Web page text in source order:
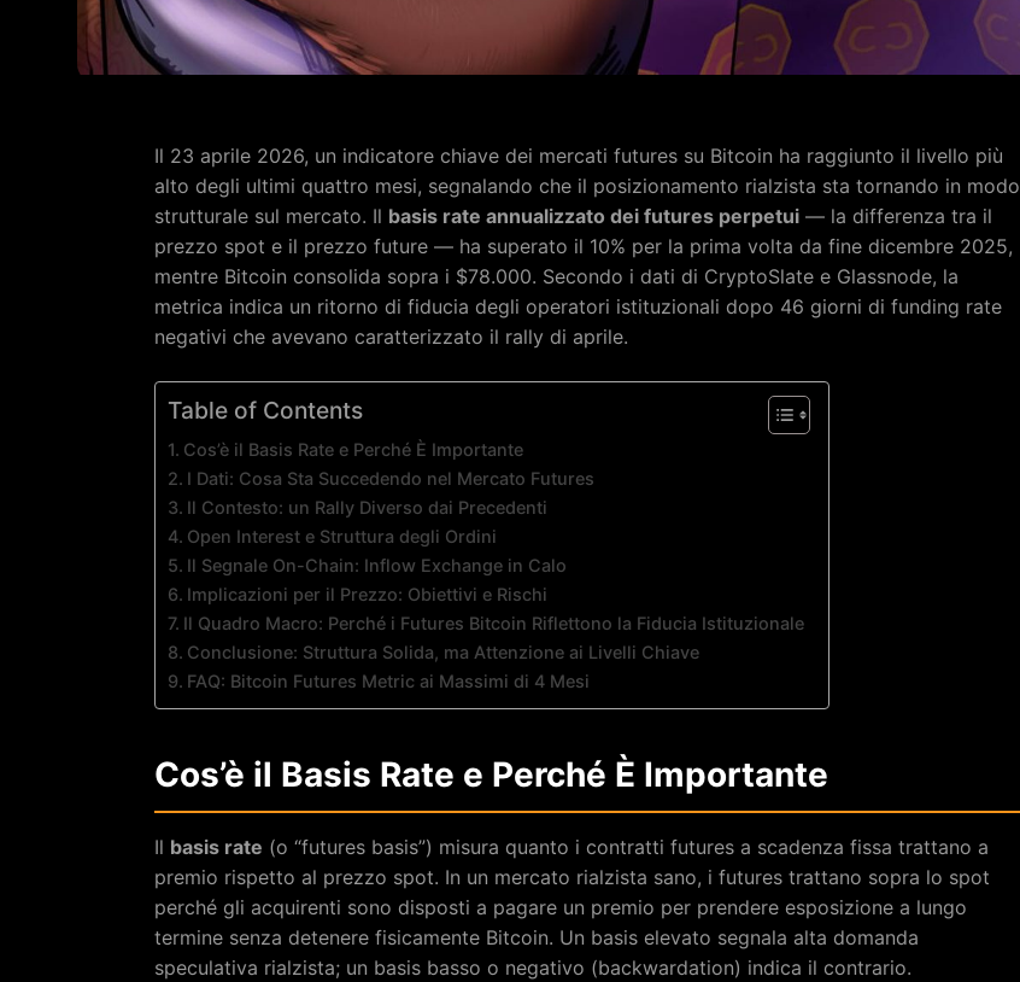
Il 23 aprile 2026, un indicatore chiave dei mercati futures su Bitcoin ha raggiunto il livello più
alto degli ultimi quattro mesi, segnalando che il posizionamento rialzista sta tornando in modo
strutturale sul mercato. Il basis rate annualizzato dei futures perpetui — la differenza tra il
prezzo spot e il prezzo future — ha superato il 10% per la prima volta da fine dicembre 2025,
mentre Bitcoin consolida sopra i $78.000. Secondo i dati di CryptoSlate e Glassnode, la
metrica indica un ritorno di fiducia degli operatori istituzionali dopo 46 giorni di funding rate
negativi che avevano caratterizzato il rally di aprile.
Table of Contents
Cos’è il Basis Rate e Perché È Importante
I Dati: Cosa Sta Succedendo nel Mercato Futures
Il Contesto: un Rally Diverso dai Precedenti
Open Interest e Struttura degli Ordini
Il Segnale On-Chain: Inflow Exchange in Calo
Implicazioni per il Prezzo: Obiettivi e Rischi
Il Quadro Macro: Perché i Futures Bitcoin Riflettono la Fiducia Istituzionale
Conclusione: Struttura Solida, ma Attenzione ai Livelli Chiave
FAQ: Bitcoin Futures Metric ai Massimi di 4 Mesi
Cos’è il Basis Rate e Perché È Importante
Il basis rate (o “futures basis”) misura quanto i contratti futures a scadenza fissa trattano a
premio rispetto al prezzo spot. In un mercato rialzista sano, i futures trattano sopra lo spot
perché gli acquirenti sono disposti a pagare un premio per prendere esposizione a lungo
termine senza detenere fisicamente Bitcoin. Un basis elevato segnala alta domanda
speculativa rialzista; un basis basso o negativo (backwardation) indica il contrario.